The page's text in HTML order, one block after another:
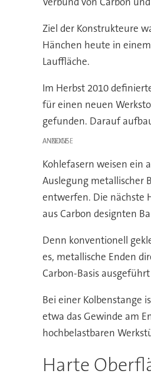
Ziel der Konstrukteure
Hänchen heute in
Lauffläche.
Im Herbst 2010
für einen neuen
gefunden. Darauf
ANZEIGE
Kohlefasern weisen ein
Auslegung metallischer
entwerfen. Die nächste
aus Carbon designten
Denn konventionell
es, metallische Enden
Carbon-Basis
Bei einer Kolbenstange
etwa das Gewinde am
hochbelastbaren
Harte